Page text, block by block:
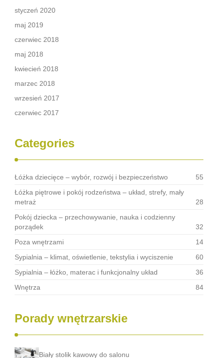
styczeń 2020
maj 2019
czerwiec 2018
maj 2018
kwiecień 2018
marzec 2018
wrzesień 2017
czerwiec 2017
Categories
Łóżka dziecięce – wybór, rozwój i bezpieczeństwo
55
Łóżka piętrowe i pokój rodzeństwa – układ, strefy, mały
metraż
28
Pokój dziecka – przechowywanie, nauka i codzienny
porządek
32
Poza wnętrzami
14
Sypialnia – klimat, oświetlenie, tekstylia i wyciszenie
60
Sypialnia – łóżko, materac i funkcjonalny układ
36
Wnętrza
84
Porady wnętrzarskie
Biały stolik kawowy do salonu